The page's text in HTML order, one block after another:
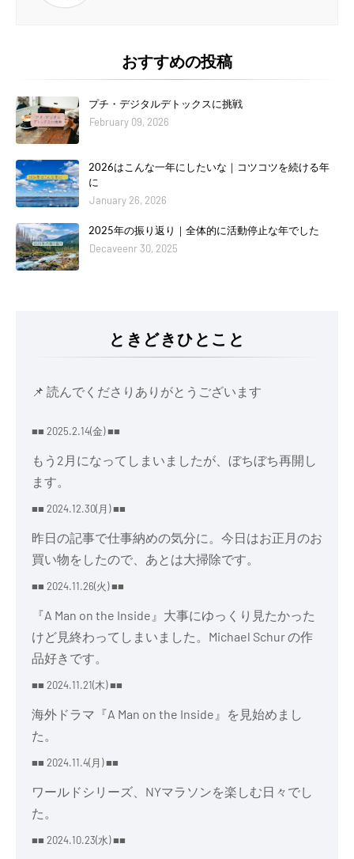
おすすめの投稿
プチ・デジタルデトックスに挑戦
February 09, 2026
2026はこんな一年にしたいな｜コツコツを続ける年
に
January 26, 2026
2025年の振り返り｜全体的に活動停止な年でした
Decaveenr 30, 2025
ときどきひとこと
📌 読んでくださりありがとうございます
■■ 2025.2.14(金) ■■
もう2月になってしまいましたが、ぼちぼち再開し
ます。
■■ 2024.12.30(月) ■■
昨日の記事で仕事納めの気分に。今日はお正月のお
買い物をしたので、あとは大掃除です。
■■ 2024.11.26(火) ■■
『A Man on the Inside』大事にゆっくり見たかった
けど見終わってしまいました。Michael Schur の作
品好きです。
■■ 2024.11.21(木) ■■
海外ドラマ『A Man on the Inside』を見始めまし
た。
■■ 2024.11.4(月) ■■
ワールドシリーズ、NYマラソンを楽しむ日々でし
た。
■■ 2024.10.23(水) ■■